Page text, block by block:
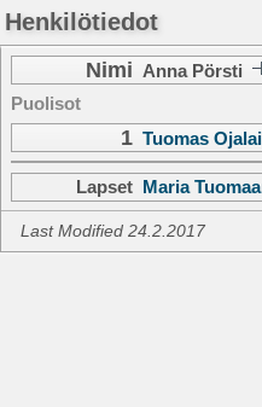
Henkilötiedot
Nimi Anna Pörsti
Puolisot
1 Tuomas
Lapset Maria
Last Modified 24.2.2017